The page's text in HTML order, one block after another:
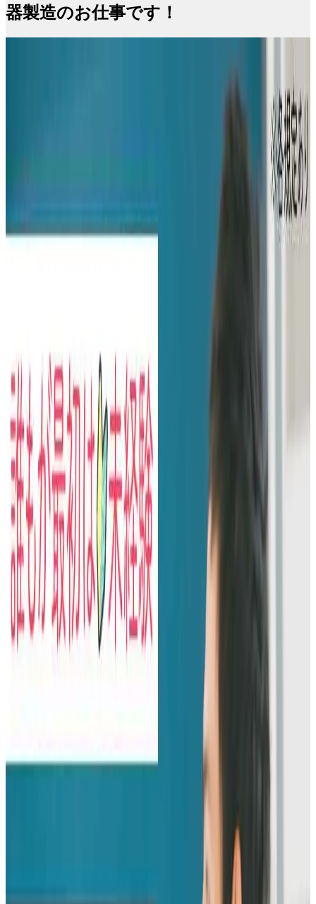
器製造のお仕事です！